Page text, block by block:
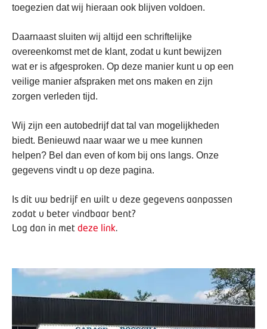
toegezien dat wij hieraan ook blijven voldoen.
Daarnaast sluiten wij altijd een schriftelijke
overeenkomst met de klant, zodat u kunt bewijzen
wat er is afgesproken. Op deze manier kunt u op een
veilige manier afspraken met ons maken en zijn
zorgen verleden tijd.
Wij zijn een autobedrijf dat tal van mogelijkheden
biedt. Benieuwd naar waar we u mee kunnen
helpen? Bel dan even of kom bij ons langs. Onze
gegevens vindt u op deze pagina.
Is dit uw bedrijf en wilt u deze gegevens aanpassen
zodat u beter vindbaar bent?
Log dan in met deze link.